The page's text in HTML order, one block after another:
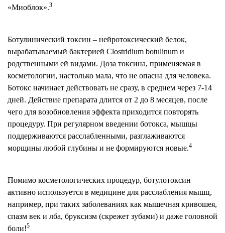
«Миоблок».3
Ботулинический токсин – нейротоксический белок,
вырабатываемый бактерией Clostridium botulinum и
родственными ей видами. Доза токсина, применяемая в
косметологии, настолько мала, что не опасна для человека.
Ботокс начинает действовать не сразу, в среднем через 7-14
дней. Действие препарата длится от 2 до 8 месяцев, после
чего для возобновления эффекта приходится повторять
процедуру. При регулярном введении ботокса, мышцы
поддерживаются расслабленными, разглаживаются
морщины любой глубины и не формируются новые.4
Помимо косметологических процедур, ботулотоксин
активно используется в медицине для расслабления мышц,
например, при таких заболеваниях как мышечная кривошея,
спазм век и лба, бруксизм (скрежет зубами) и даже головной
боли!5